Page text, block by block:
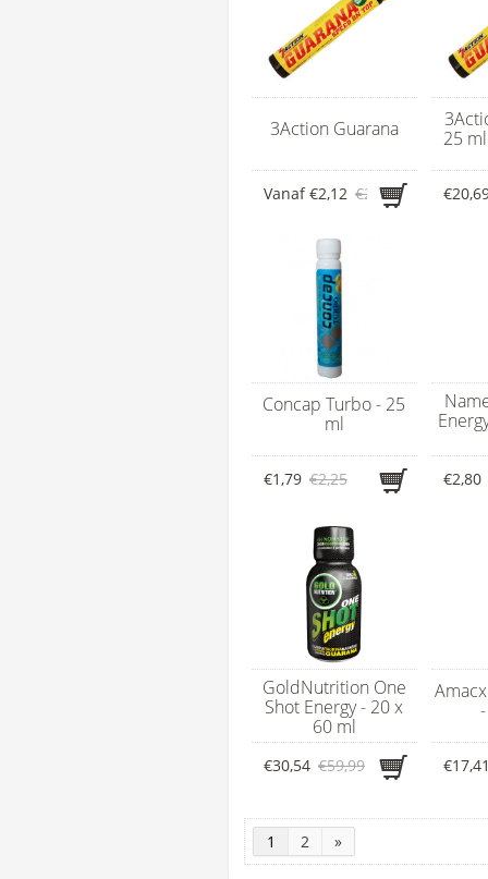
3Action Guarana
Vanaf€2,12 €2,29
25
Concap Turbo - 25
ml
€1,79 €2,25 €2,80
GoldNutrition One
Shot Energy - 20 x
60 ml
€30,54 €59,99 €17,41
1 2 »